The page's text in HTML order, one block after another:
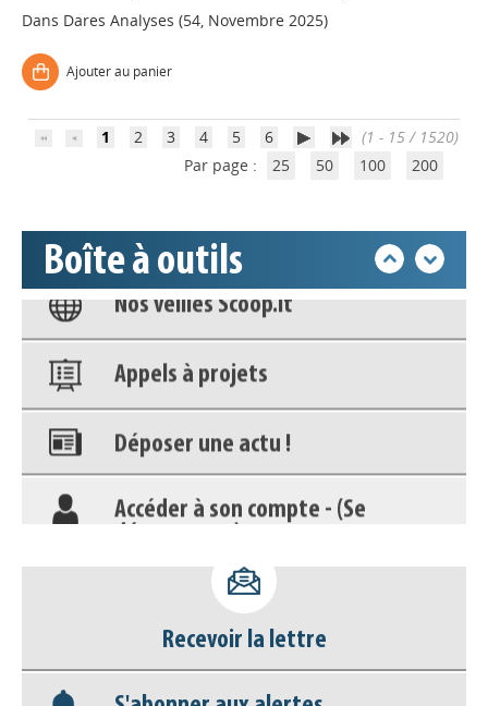
Dans Dares Analyses (54, Novembre 2025)
Ajouter au panier
1 2 3 4 5 6
(1 - 15 / 1520)
Par page :
25 50 100 200
Boîte à outils
déconnecter)
Nos veilles Scoop.it
Appels à projets
Déposer une actu !
Accéder à son compte - (Se
déconnecter)
Nos veilles Scoop.it
Appels à projets
Recevoir la lettre